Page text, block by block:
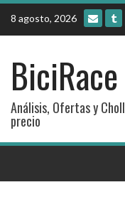
Skip
content
8 agosto, 2026
BiciRace
Análisis, Ofertas y
precio